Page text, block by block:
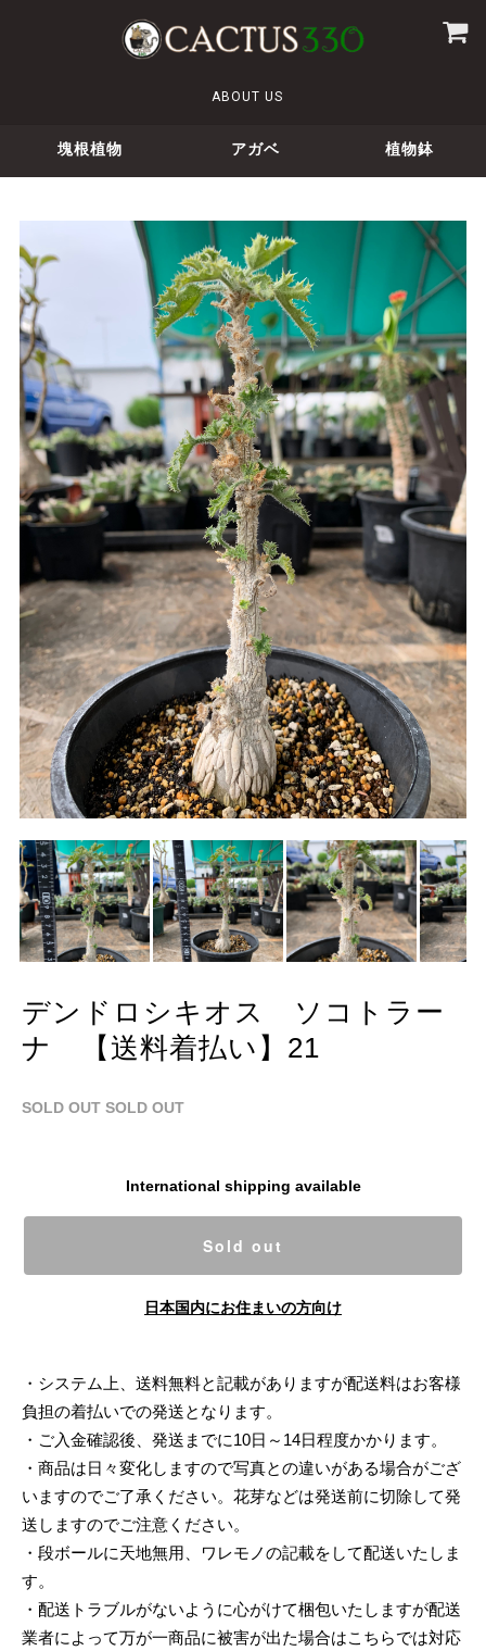
ABOUT US
塊根植物 アガベ 植物鉢
デンドロシキオス ソコトラー
ナ 【送料着払い】21
SOLD OUT SOLD OUT
International shipping available
Sold out
日本国内にお住まいの方向け
・システム上、送料無料と記載がありますが配送料はお客様
負担の着払いでの発送となります。
・ご入金確認後、発送までに10日～14日程度かかります。
・商品は日々変化しますので写真との違いがある場合がござ
いますのでご了承ください。花芽などは発送前に切除して発
送しますのでご注意ください。
・段ボールに天地無用、ワレモノの記載をして配送いたしま
す。
・配送トラブルがないように心がけて梱包いたしますが配送
業者によって万が一商品に被害が出た場合はこちらでは対応